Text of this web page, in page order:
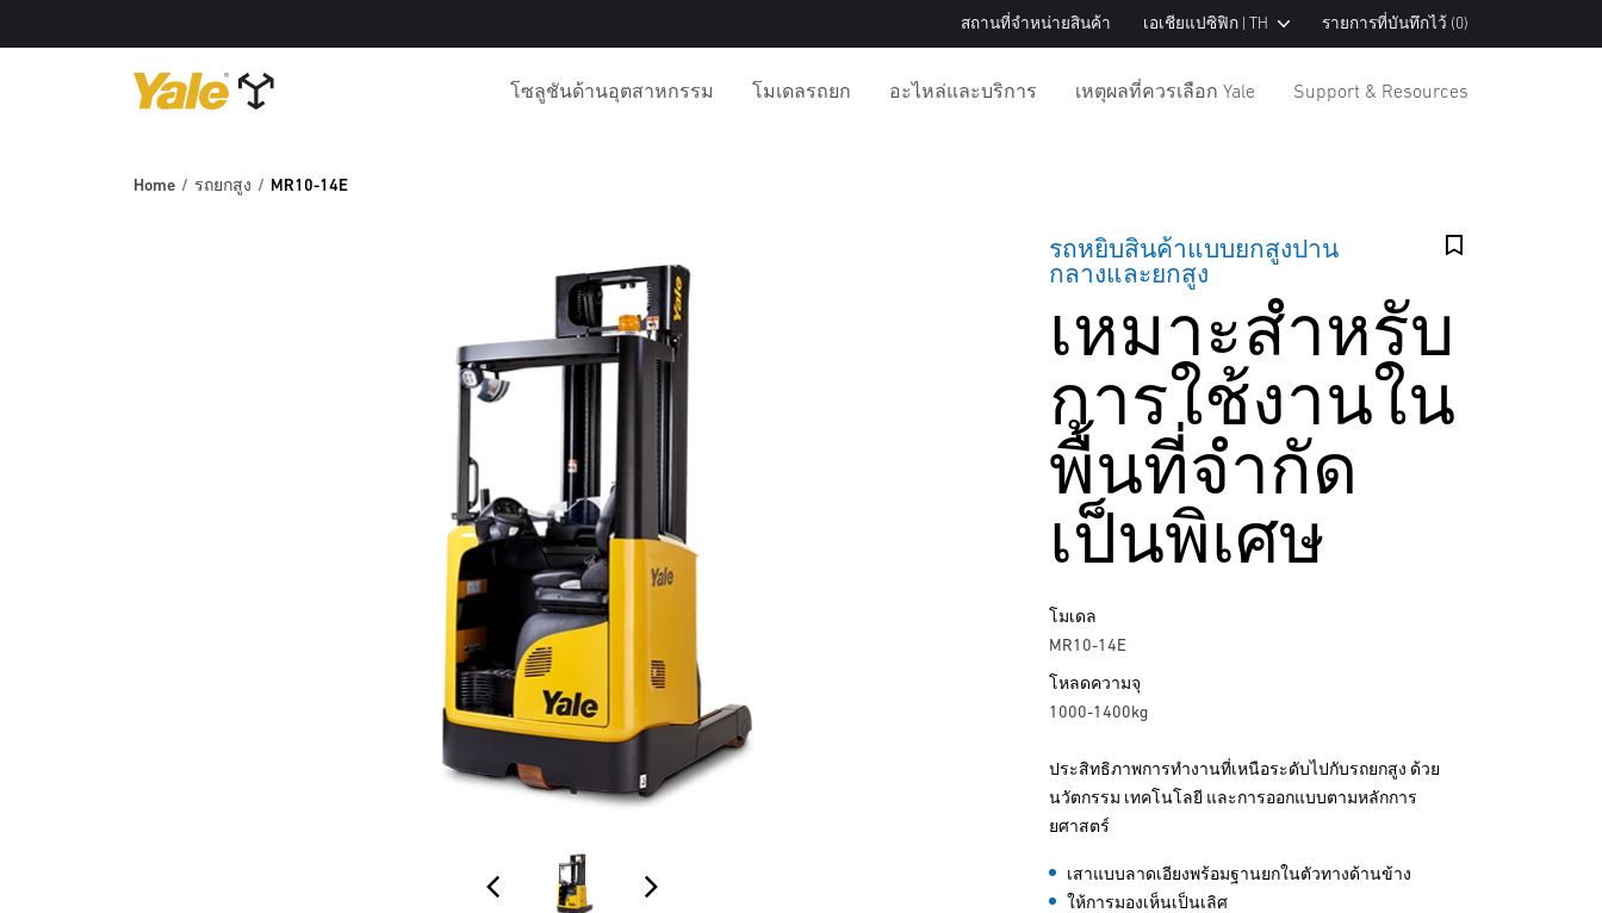
สถานที่จำหน่ายสินค้า เอเชียแปซิฟิก | TH รายการที่บันทึกไว้ (0)
โซลูชันด้านอุตสาหกรรม โมเดลรถยก อะไหล่และบริการ เหตุผลที่ควรเลือก Yale Support & Resources
Home รถยกสูง MR10-14E
รถหยิบสินค้าแบบยกสูงปาน
กลางและยกสูง
เหมาะสำหรับ
การใช้งานใน
พื้นที่จำกัด
เป็นพิเศษ
โมเดล
MR10-14E
โหลดความจุ
1000-1400kg
ประสิทธิภาพการทำงานที่เหนือระดับไปกับรถยกสูง ด้วย
นวัตกรรม เทคโนโลยี และการออกแบบตามหลักการ
ยศาสตร์
เสาแบบลาดเอียงพร้อมฐานยกในตัวทางด้านข้าง
ให้การมองเห็นเป็นเลิศ